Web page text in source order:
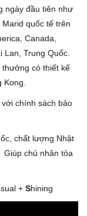
ngày đầu tiên như
quốc tế trên
Canada,
Lan, Trung Quốc.
có thiết kế
Kong.
chính sách bảo
chất lượng Nhật
Giúp chủ nhân tỏa
+ Shining